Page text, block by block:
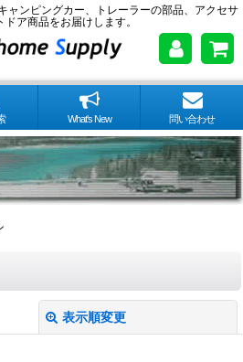
ンピングカー、トレーラーの部品、アクセサ
ドア商品をお届けします。
What's New 問い合わせ
表示順変更